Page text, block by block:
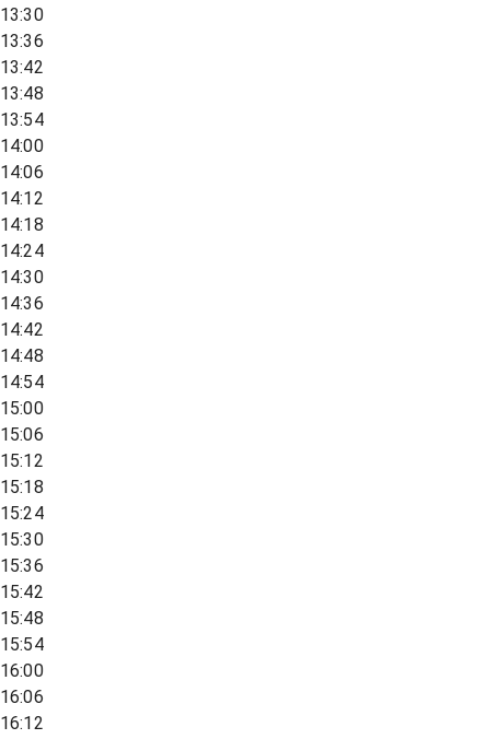
13:30
13:36
13:42
13:48
13:54
14:00
14:06
14:12
14:18
14:24
14:30
14:36
14:42
14:48
14:54
15:00
15:06
15:12
15:18
15:24
15:30
15:36
15:42
15:48
15:54
16:00
16:06
16:12